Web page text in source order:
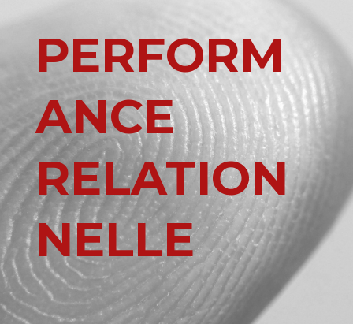
PERFORM
ANCE
RELATION
NELLE